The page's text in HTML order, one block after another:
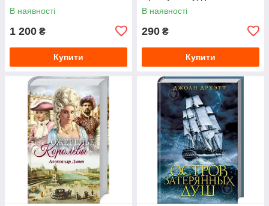
В наявності
1 200 ₴
Купити
В наявності
290 ₴
Купити